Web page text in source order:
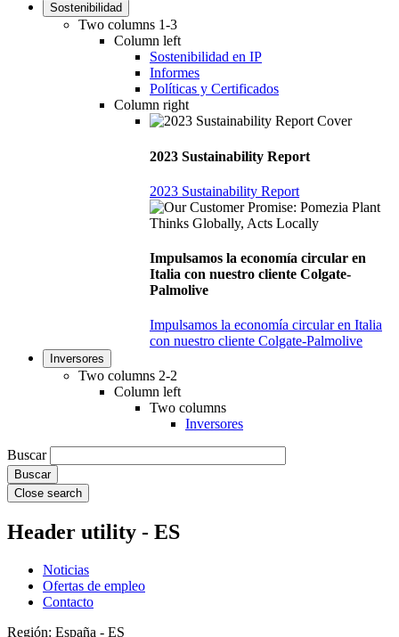
Sostenibilidad
Two columns 1-3
Column left
Sostenibilidad en IP
Informes
Políticas y Certificados
Column right
2023 Sustainability Report
2023 Sustainability Report
Impulsamos la economía circular en
Italia con nuestro cliente Colgate-
Palmolive
Impulsamos la economía circular en Italia
con nuestro cliente Colgate-Palmolive
Inversores
Two columns 2-2
Column left
Two columns
Inversores
Buscar
Close search
Header utility - ES
Noticias
Ofertas de empleo
Contacto
Región: España - ES